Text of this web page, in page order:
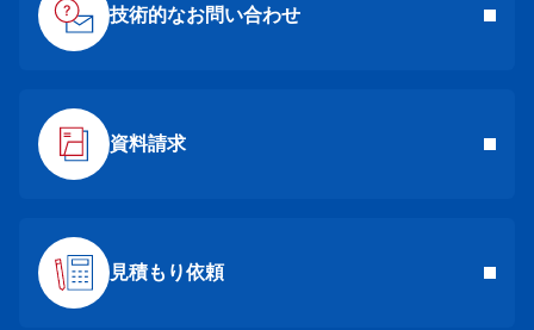
技術的なお問い合わせ
資料請求
見積もり依頼